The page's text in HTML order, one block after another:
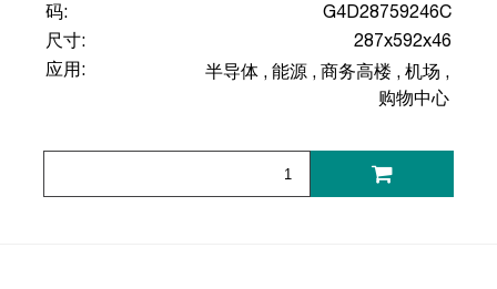
码:
G4D28759246C
尺寸:
287x592x46
应用:
半导体 , 能源 , 商务高楼 , 机场 ,
购物中心